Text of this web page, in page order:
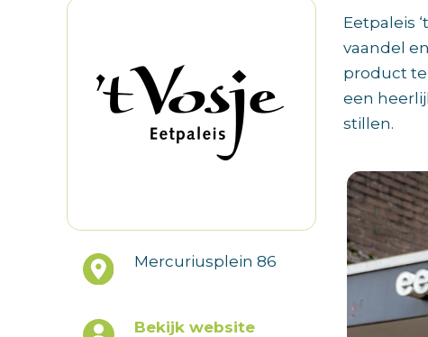
Mercuriusplein 86
Bekijk website
Eetpaleis
vaandel
product te
een
stillen.